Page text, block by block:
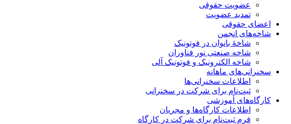
عضویت حقوقی
تمدید عضویت
اعضای حقوقی
شاخه‌های انجمن
شاخۀ بانوان در فوتونیک
شاخه صنعتی نور فناوران
شاخه‌ الکترونیک و فوتونیک آلی
سخنرانی‌های ماهانه
اطلاعات سخنرانی‌‌ها
ثبت‌نام برای شرکت در سخنرانی
کارگاه‌های آموزشی
اطلاعات کارگاه‌ها و مجریان
فرم ثبت‌نام برای شرکت در کارگاه